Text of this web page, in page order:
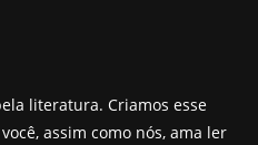
literatura. Criamos esse
assim como nós, ama ler